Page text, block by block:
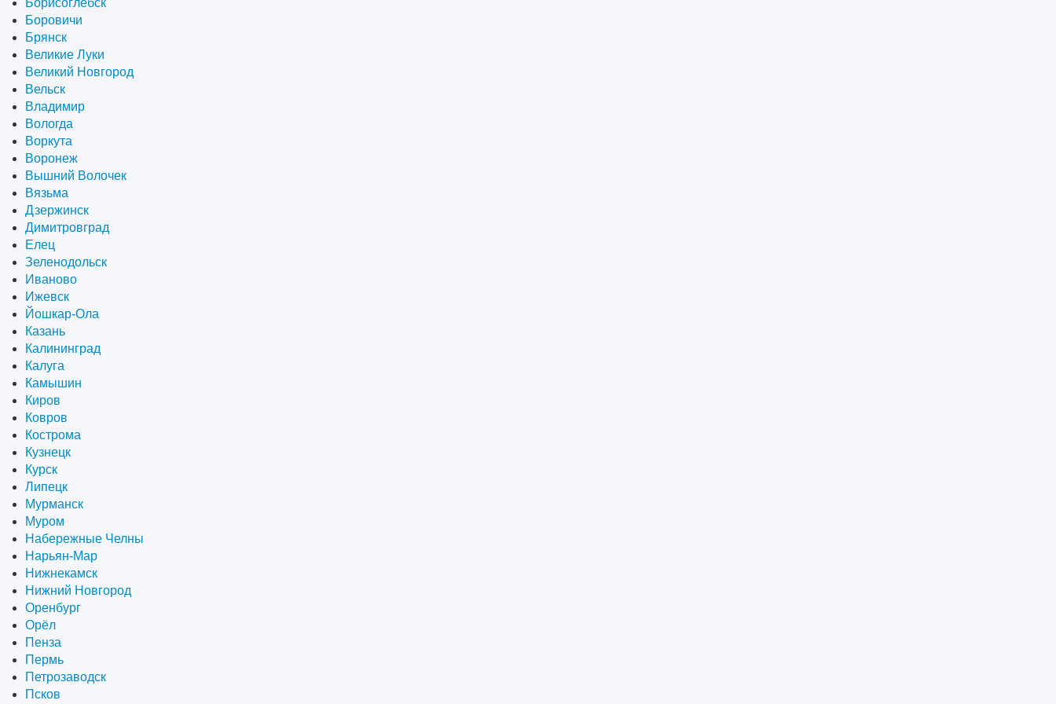
Боровичи
Брянск
Великие Луки
Великий Новгород
Вельск
Владимир
Вологда
Воркута
Воронеж
Вышний Волочек
Вязьма
Дзержинск
Димитровград
Елец
Зеленодольск
Иваново
Ижевск
Йошкар-Ола
Казань
Калининград
Калуга
Камышин
Киров
Ковров
Кострома
Кузнецк
Курск
Липецк
Мурманск
Муром
Набережные Челны
Нарьян-Мар
Нижнекамск
Нижний Новгород
Оренбург
Орёл
Пенза
Пермь
Петрозаводск
Псков